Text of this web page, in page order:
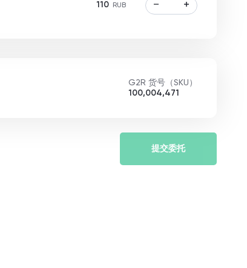
110 RUB
G2R 货号（SKU）
100,004,471
提交委托